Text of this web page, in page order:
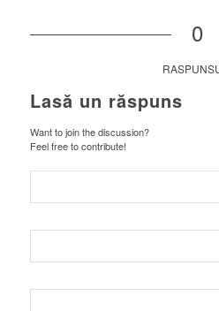
0
Lasă un răspuns
Want to join the discussion?
Feel free to contribute!